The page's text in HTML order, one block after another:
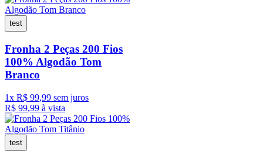
test
Fronha 2 Peças 200 Fios
100% Algodão Tom
Branco
1x R$ 99,99 sem juros
R$ 99,99 à vista
test